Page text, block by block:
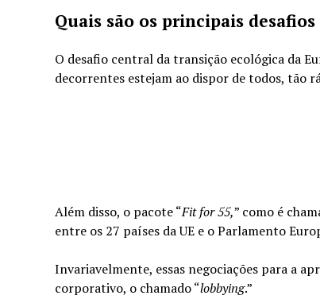
Quais são os principais
O desafio central da transição ecológica da
decorrentes estejam ao dispor de todos, tão
Além disso, o pacote “Fit for 55,” como é
entre os 27 países da UE e o Parlamento
Invariavelmente, essas negociações para a
corporativo, o chamado “lobbying.”